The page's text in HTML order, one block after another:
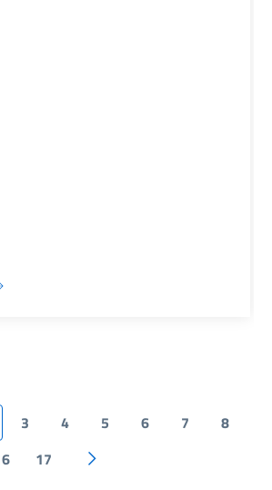
3 4 5 6 7
8
17